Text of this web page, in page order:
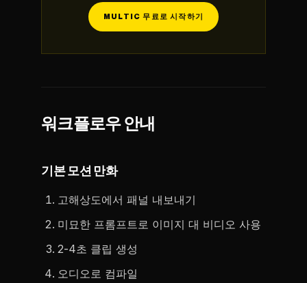
MULTIC 무료로 시작하기
워크플로우 안내
기본 모션 만화
고해상도에서 패널 내보내기
미묘한 프롬프트로 이미지 대 비디오 사용
2-4초 클립 생성
오디오로 컴파일